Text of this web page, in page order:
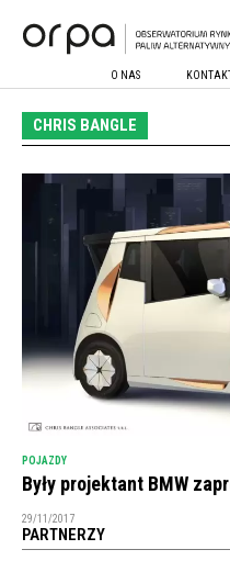
O NAS
CHRIS BANGLE
POJAZDY
Były projektant BMW
29/11/2017
PARTNERZY